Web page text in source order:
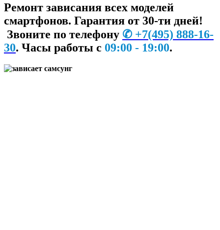
Ремонт зависания всех моделей
смартфонов. Гарантия от 30-ти дней!
Звоните по телефону ✆ +7(495) 888-16-
30. Часы работы с 09:00 - 19:00.